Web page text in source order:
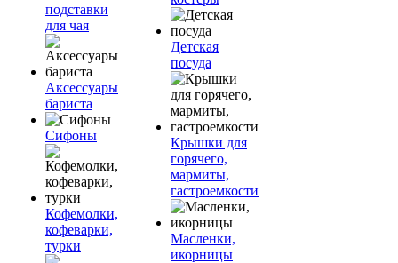
подставки
для чая
Аксессуары
бариста
Сифоны
Кофемолки,
кофеварки,
турки
Детская
посуда
Крышки для
горячего,
мармиты,
гастроемкости
Масленки,
икорницы